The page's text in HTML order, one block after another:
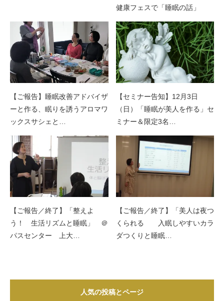
健康フェスで「睡眠の話」
【ご報告】睡眠改善アドバイザ
ーと作る、眠りを誘うアロマワ
ックスサシェと…
【セミナー告知】12月3日
（日）「睡眠が美人を作る」セ
ミナー＆限定3名…
【ご報告／終了】「整えよ
う！ 生活リズムと睡眠」 ＠
パスセンター 上大…
【ご報告／終了】「美人は夜つ
くられる 入眠しやすいカラ
ダつくりと睡眠…
人気の投稿とページ